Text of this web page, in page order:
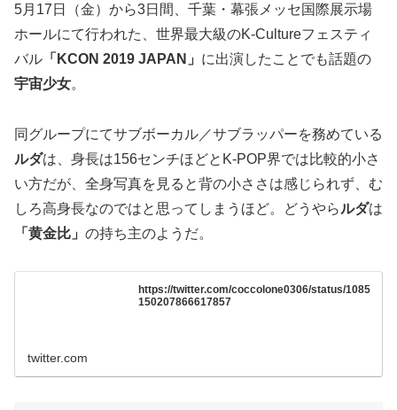
5月17日（金）から3日間、千葉・幕張メッセ国際展示場
ホールにて行われた、世界最大級のK-Cultureフェスティ
バル 「KCON 2019 JAPAN」 に出演したことでも話題の
宇宙少女。
同グループにてサブボーカル／サブラッパーを務めている
ルダは、身長は156センチほどとK-POP界では比較的小さ
い方だが、全身写真を見ると背の小ささは感じられず、む
しろ高身長なのではと思ってしまうほど。どうやらルダは
「黄金比」 の持ち主のようだ。
https://twitter.com/coccolone0306/status/1085
150207866617857
twitter.com